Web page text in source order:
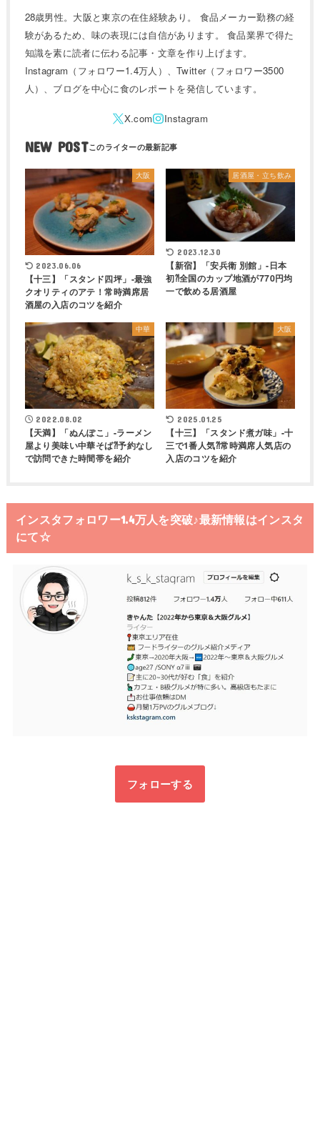
28歳男性。大阪と東京の在住経験あり。 食品メーカー勤務の経
験があるため、味の表現には自信があります。 食品業界で得た
知識を素に読者に伝わる記事・文章を作り上げます。
Instagram（フォロワー1.4万人）、Twitter（フォロワー3500
人）、ブログを中心に食のレポートを発信しています。
NEW POST
大阪
2023.06.06
【十三】「スタンド四坪」-最強
クオリティのアテ！常時満席居
酒屋の入店のコツを紹介
居酒屋・立ち飲み
2023.12.30
【新宿】「安兵衛 別館」-日本
初⁈全国のカップ地酒が770円均
一で飲める居酒屋
中華
2022.08.02
【天満】「ぬんぽこ」-ラーメン
屋より美味い中華そば⁈予約なし
で訪問できた時間帯を紹介
大阪
2025.01.25
【十三】「スタンド煮ガ味」-十
三で1番人気⁈常時満席人気店の
入店のコツを紹介
インスタフォロワー1.4万人を突破♪最新情報はインスタ
にて☆
フォローする